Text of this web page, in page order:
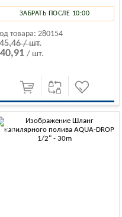
ЗАБРАТЬ ПОСЛЕ 10:00
товара: 280154
/ шт.
/ шт.
-10%